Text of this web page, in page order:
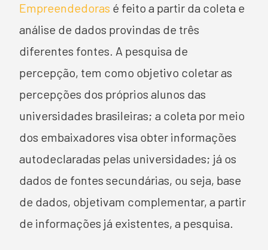
Empreendedoras é feito a partir da coleta e
análise de dados provindas de três
diferentes fontes. A pesquisa de
percepção, tem como objetivo coletar as
percepções dos próprios alunos das
universidades brasileiras; a coleta por meio
dos embaixadores visa obter informações
autodeclaradas pelas universidades; já os
dados de fontes secundárias, ou seja, base
de dados, objetivam complementar, a partir
de informações já existentes, a pesquisa.